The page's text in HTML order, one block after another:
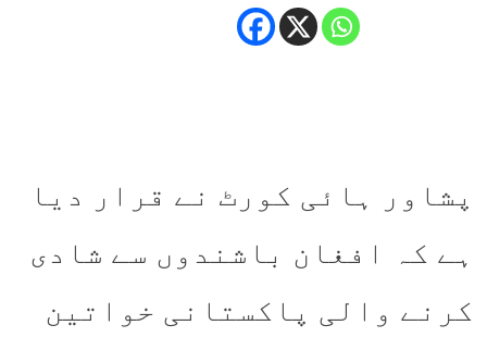
پشاور ہائی کورٹ نے قرار دیا
ہے کہ افغان باشندوں سے شادی
کرنے والی پاکستانی خواتین